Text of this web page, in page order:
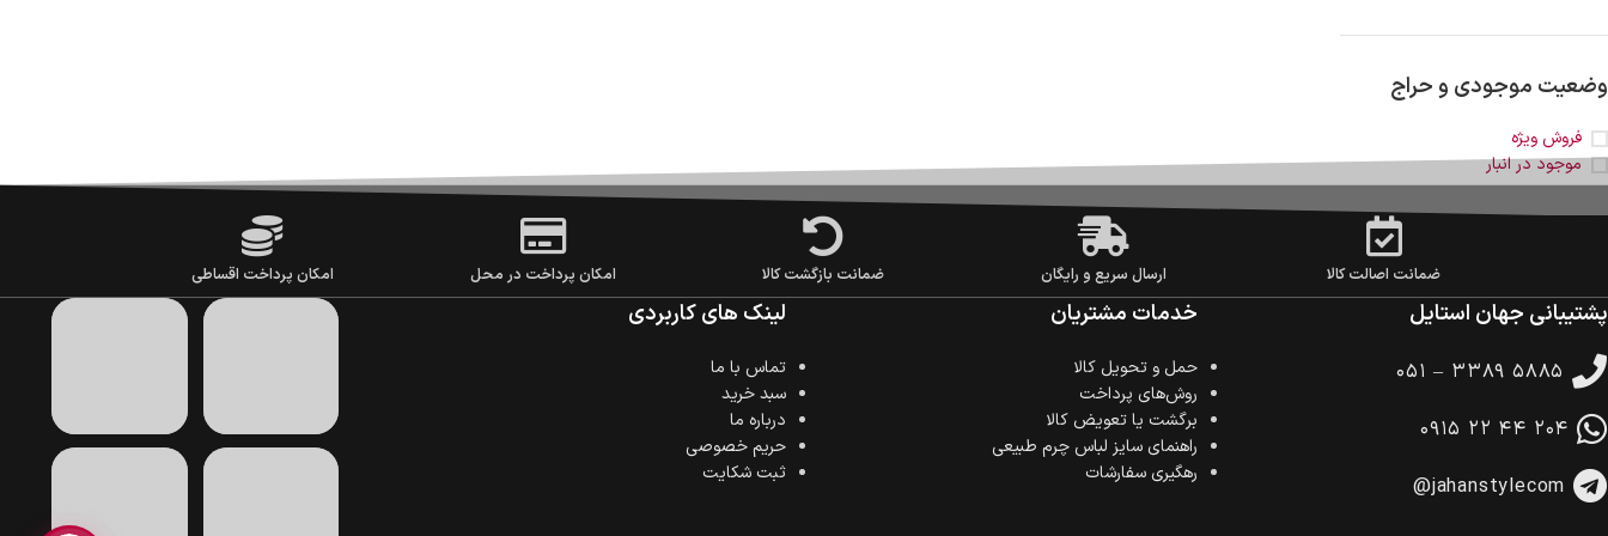
وضعیت موجودی و حراج
فروش ویژه
موجود در انبار
ضمانت اصالت کالا ارسال سریع و رایگان ضمانت بازگشت کالا امکان پرداخت در محل امکان پرداخت اقساطی
پشتیبانی جهان استایل
۰۵۱ – ۳۳۸۹ ۵۸۸۵
۰۹۱۵ ۲۲ ۴۴ ۲۰۴
@jahanstylecom
خدمات مشتریان
حمل‌ و تحویل کالا
روش‌های پرداخت
برگشت یا تعویض کالا
راهنمای سایز لباس چرم طبیعی
رهگیری سفارشات
لینک های کاربردی
تماس با ما
سبد خرید
درباره ما
حریم خصوصی
ثبت شکایت